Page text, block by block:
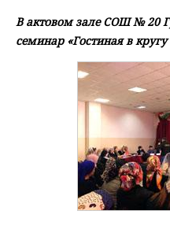
В актовом зале СОШ № 20
семинар «Гостиная в